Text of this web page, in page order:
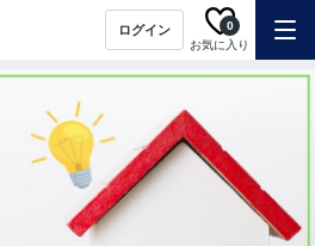
ログイン
お気に入り
0